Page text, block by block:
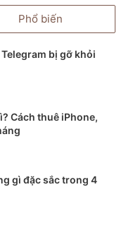
Phổ biến
bị gỡ khỏi
Cách thuê iPhone,
gì đặc sắc trong 4